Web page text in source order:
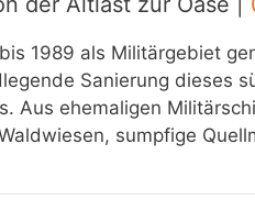
1989 als Militärgebiet
Sanierung dieses
Aus ehemaligen
sumpfige